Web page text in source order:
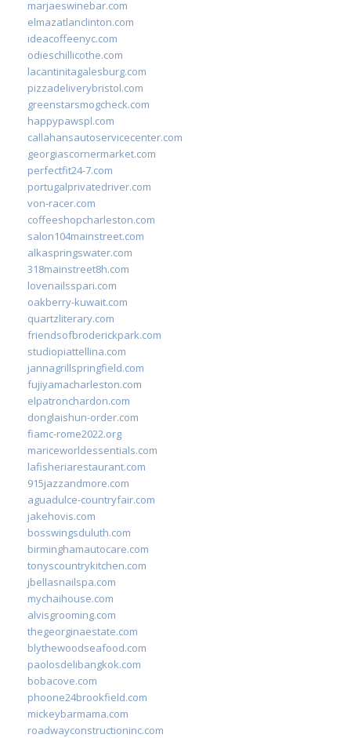
marjaeswinebar.com
elmazatlanclinton.com
ideacoffeenyc.com
odieschillicothe.com
lacantinitagalesburg.com
pizzadeliverybristol.com
greenstarsmogcheck.com
happypawspl.com
callahansautoservicecenter.com
georgiascornermarket.com
perfectfit24-7.com
portugalprivatedriver.com
von-racer.com
coffeeshopcharleston.com
salon104mainstreet.com
alkaspringswater.com
318mainstreet8h.com
lovenailsspari.com
oakberry-kuwait.com
quartzliterary.com
friendsofbroderickpark.com
studiopiattellina.com
jannagrillspringfield.com
fujiyamacharleston.com
elpatronchardon.com
donglaishun-order.com
fiamc-rome2022.org
mariceworldessentials.com
lafisheriarestaurant.com
915jazzandmore.com
aguadulce-countryfair.com
jakehovis.com
bosswingsduluth.com
birminghamautocare.com
tonyscountrykitchen.com
jbellasnailspa.com
mychaihouse.com
alvisgrooming.com
thegeorginaestate.com
blythewoodseafood.com
paolosdelibangkok.com
bobacove.com
phoone24brookfield.com
mickeybarmama.com
roadwayconstructioninc.com